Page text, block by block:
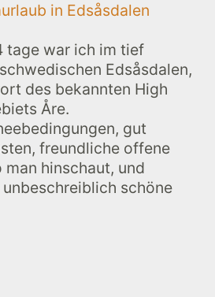
in Edsåsdalen
tage war ich im tief
Edsåsdalen,
des bekannten High
Åre.
gut
freundliche offene
man hinschaut, und
schöne